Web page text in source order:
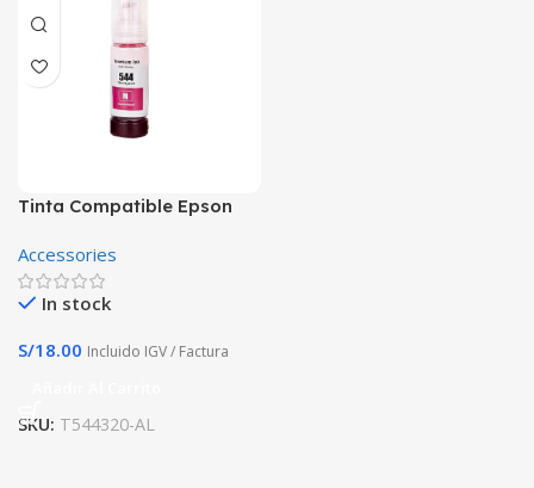
Tinta Compatible Epson
L5190 L3150 T544320-AL
Accessories
In stock
S/18.00 Incluido IGV / Factura
SKU: T544320-AL